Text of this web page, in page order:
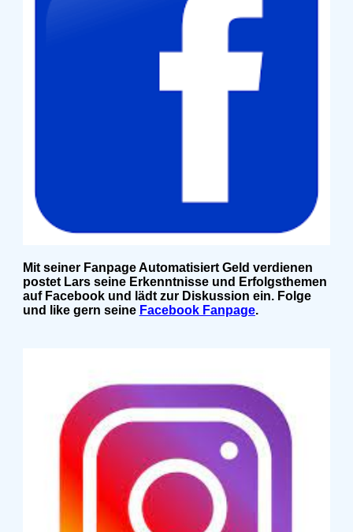
Mit seiner Fanpage Automatisiert Geld verdienen
postet Lars seine Erkenntnisse und Erfolgsthemen
auf Facebook und lädt zur Diskussion ein. Folge
und like gern seine Facebook Fanpage.